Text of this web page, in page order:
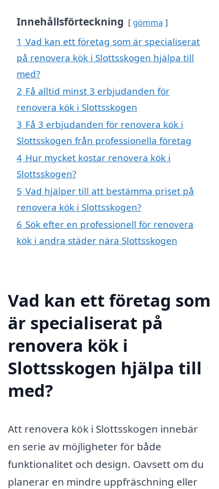
Innehållsförteckning gömma
1 Vad kan ett företag som är specialiserat
på renovera kök i Slottsskogen hjälpa till
med?
2 Få alltid minst 3 erbjudanden för
renovera kök i Slottsskogen
3 Få 3 erbjudanden för renovera kök i
Slottsskogen från professionella företag
4 Hur mycket kostar renovera kök i
Slottsskogen?
5 Vad hjälper till att bestämma priset på
renovera kök i Slottsskogen?
6 Sök efter en professionell för renovera
kök i andra städer nära Slottsskogen
Vad kan ett företag som
är specialiserat på
renovera kök i
Slottsskogen hjälpa till
med?
Att renovera kök i Slottsskogen innebär
en serie av möjligheter för både
funktionalitet och design. Oavsett om du
planerar en mindre uppfräschning eller